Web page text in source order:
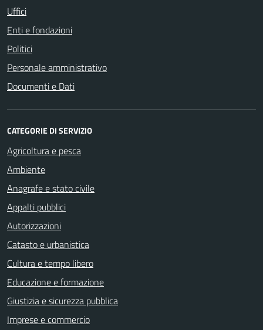
Uffici
Enti e fondazioni
Politici
Personale amministrativo
Documenti e Dati
CATEGORIE DI SERVIZIO
Agricoltura e pesca
Ambiente
Anagrafe e stato civile
Appalti pubblici
Autorizzazioni
Catasto e urbanistica
Cultura e tempo libero
Educazione e formazione
Giustizia e sicurezza pubblica
Imprese e commercio